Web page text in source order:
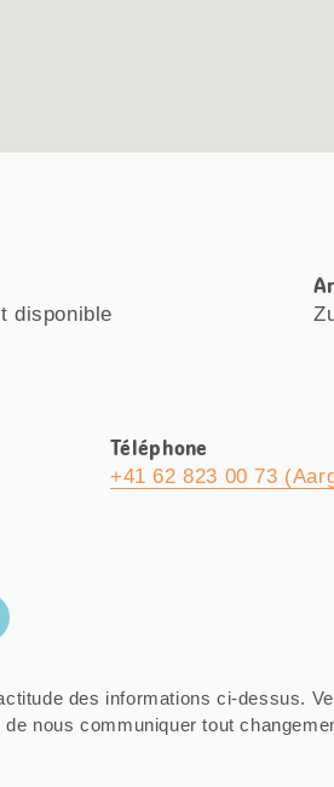
disponible
Téléphone
+41 62 823 00 73
des informations ci-dessus.
nous communiquer tout